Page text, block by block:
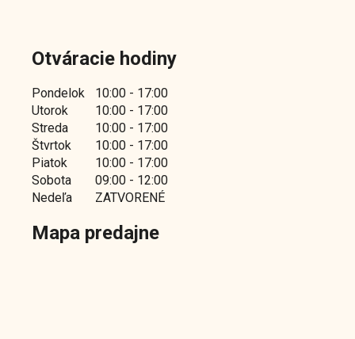
Otváracie hodiny
Pondelok
10:00 - 17:00
Utorok
10:00 - 17:00
Streda
10:00 - 17:00
Štvrtok
10:00 - 17:00
Piatok
10:00 - 17:00
Sobota
09:00 - 12:00
Nedeľa
ZATVORENÉ
Mapa predajne